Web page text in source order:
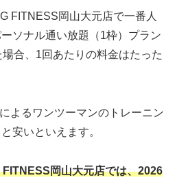
FITNESS岡山大元店で一番人
ソナル通い放題（1枠）プラン
合、1回あたりの料金はたった
よるワンツーマンのトレーニン
安いといえます。
岡山大元店では、2026